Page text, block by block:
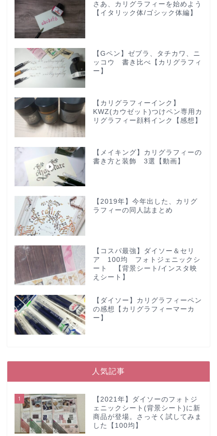
さあ、カリグラフィーを始めよう
【イタリック体/ゴシック体編】
【Gペン】ゼブラ、タチカワ、ニ
ッコウ 書き比べ【カリグラフィ
ー】
【カリグラフィーインク】
KWZ(カウゼット)つけペン専用カ
リグラフィー顔料インク【感想】
【メイキング】カリグラフィーの
書き方と装飾 3選【動画】
【2019年】今年出した、カリグ
ラフィーの同人誌まとめ
【コスパ最強】ダイソー＆セリ
ア 100均 フォトジェニックシ
ート 【背景シート/インスタ映
えシート】
【ダイソー】カリグラフィーペン
の感想【カリグラフィーマーカ
ー】
人気記事
1
【2021年】ダイソーのフォトジ
ェニックシート(背景シート)に新
商品が登場。さっそく試してみま
した【100均】